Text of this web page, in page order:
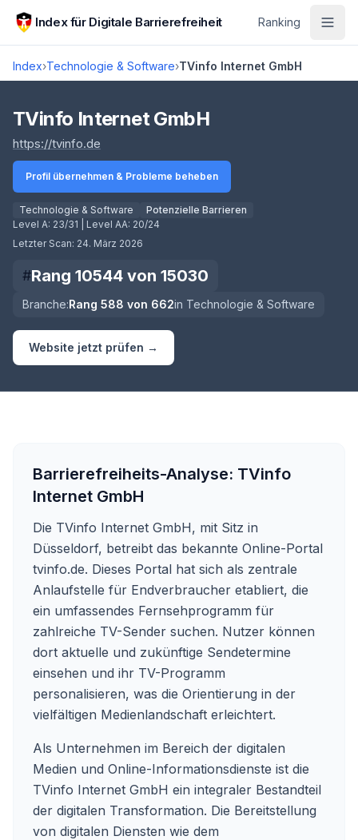
Zum Hauptinhalt springen
Index für Digitale Barrierefreiheit Ranking
Index›Technologie & Software›TVinfo Internet GmbH
Score lädt
TVinfo Internet GmbH
https://tvinfo.de
Profil übernehmen & Probleme beheben
Technologie & Software
Potenzielle Barrieren
Level A: 23/31 | Level AA: 20/24
Letzter Scan: 24. März 2026
#Rang 10544 von 15030
Branche:Rang 588 von 662in Technologie & Software
Website jetzt prüfen →
Barrierefreiheits-Analyse: TVinfo
Internet GmbH
Die TVinfo Internet GmbH, mit Sitz in
Düsseldorf, betreibt das bekannte Online-Portal
tvinfo.de. Dieses Portal hat sich als zentrale
Anlaufstelle für Endverbraucher etabliert, die
ein umfassendes Fernsehprogramm für
zahlreiche TV-Sender suchen. Nutzer können
dort aktuelle und zukünftige Sendetermine
einsehen und ihr TV-Programm
personalisieren, was die Orientierung in der
vielfältigen Medienlandschaft erleichtert.
Als Unternehmen im Bereich der digitalen
Medien und Online-Informationsdienste ist die
TVinfo Internet GmbH ein integraler Bestandteil
der digitalen Transformation. Die Bereitstellung
von digitalen Diensten wie dem